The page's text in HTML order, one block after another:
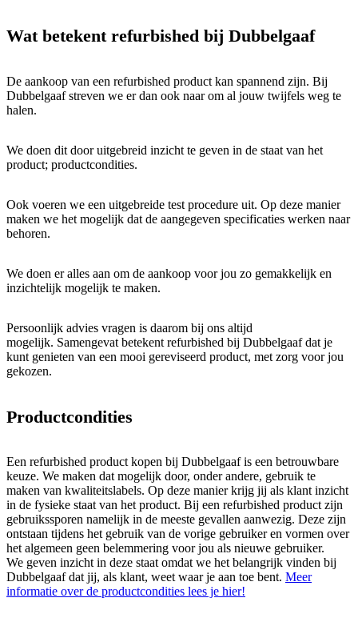
Wat betekent refurbished bij Dubbelgaaf
De aankoop van een refurbished product kan spannend zijn. Bij
Dubbelgaaf streven we er dan ook naar om al jouw twijfels weg te
halen.
We doen dit door uitgebreid inzicht te geven in de staat van het
product; productcondities.
Ook voeren we een uitgebreide test procedure uit. Op deze manier
maken we het mogelijk dat de aangegeven specificaties werken naar
behoren.
We doen er alles aan om de aankoop voor jou zo gemakkelijk en
inzichtelijk mogelijk te maken.
Persoonlijk advies vragen is daarom bij ons altijd
mogelijk. Samengevat betekent refurbished bij Dubbelgaaf dat je
kunt genieten van een mooi gereviseerd product, met zorg voor jou
gekozen.
Productcondities
Een refurbished product kopen bij Dubbelgaaf is een betrouwbare
keuze. We maken dat mogelijk door, onder andere, gebruik te
maken van kwaliteitslabels. Op deze manier krijg jij als klant inzicht
in de fysieke staat van het product. Bij een refurbished product zijn
gebruikssporen namelijk in de meeste gevallen aanwezig. Deze zijn
ontstaan tijdens het gebruik van de vorige gebruiker en vormen over
het algemeen geen belemmering voor jou als nieuwe gebruiker.
We geven inzicht in deze staat omdat we het belangrijk vinden bij
Dubbelgaaf dat jij, als klant, weet waar je aan toe bent. Meer
informatie over de productcondities lees je hier!